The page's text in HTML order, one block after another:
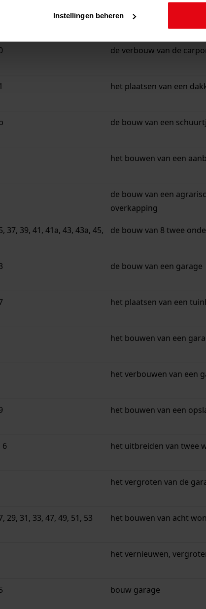
Instellingen beherenhet vergroten van de
de verbouw van de
het plaatsen van een
de bouw van een
het bouwen van een
de bouw van een
overkapping
39, 41, 41a, 43, 43a, 45,
de bouw van 8 twee
de bouw van een garage
het plaatsen van een
het bouwen van een
het verbouwen van een
het bouwen van een
6 het uitbreiden van twee
het vergroten van de
31, 33, 47, 49, 51, 53 het bouwen van acht
het vernieuwen,
bouw garage